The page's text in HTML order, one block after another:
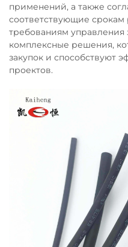
применений, а также
соответствующие
требованиям управления
комплексные решения,
закупок и способствуют
проектов.